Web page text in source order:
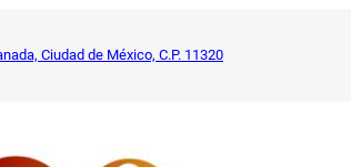
Ciudad de México, C.P. 11320